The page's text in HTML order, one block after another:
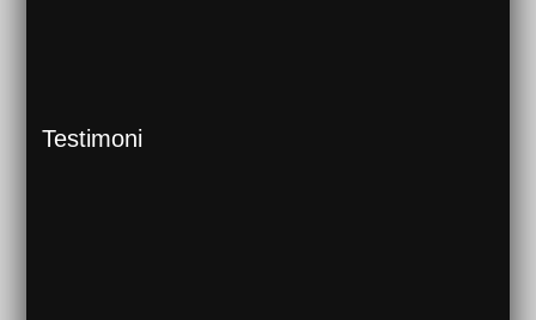
Testimoni